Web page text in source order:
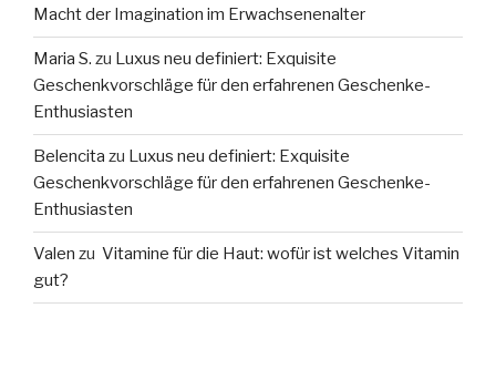
Macht der Imagination im Erwachsenenalter
Maria S. zu Luxus neu definiert: Exquisite
Geschenkvorschläge für den erfahrenen Geschenke-
Enthusiasten
Belencita zu Luxus neu definiert: Exquisite
Geschenkvorschläge für den erfahrenen Geschenke-
Enthusiasten
Valen zu Vitamine für die Haut: wofür ist welches Vitamin
gut?